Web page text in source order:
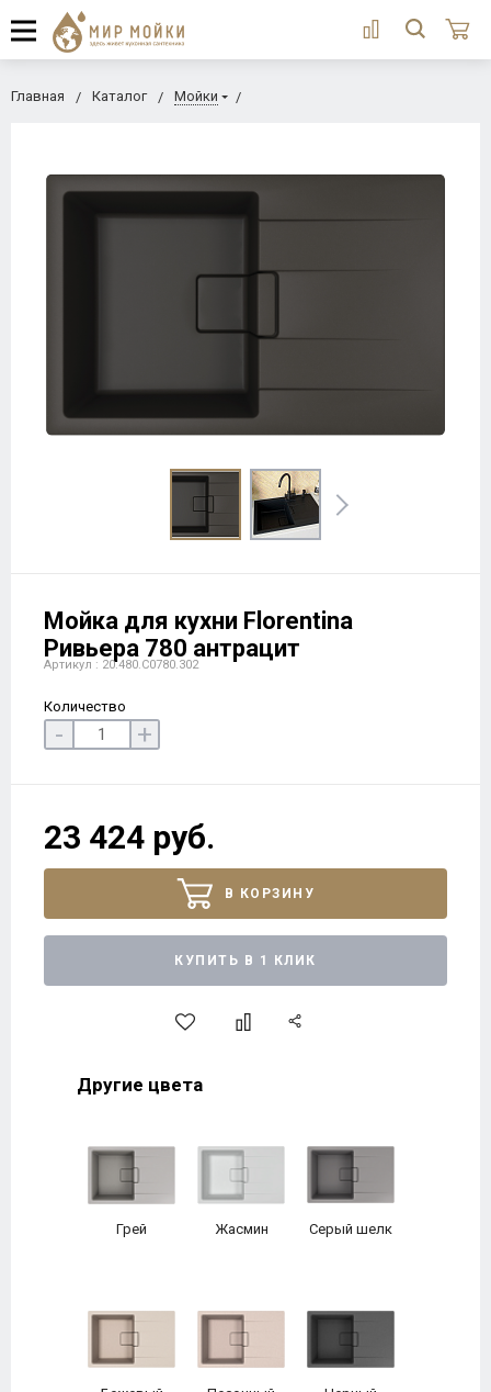
Главная Каталог Мойки
Мойка для кухни Florentina
Ривьера 780 антрацит
Артикул : 20.480.C0780.302
Количество
- +
23 424 руб.
В КОРЗИНУ
КУПИТЬ В 1 КЛИК
Другие цвета
Грей Жасмин Серый шелк